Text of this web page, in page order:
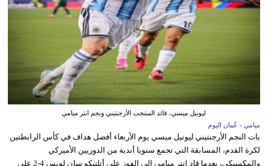
ليونيل ميسي، قائد المنتخب الأرجنتيني ونجم انتر ميامي
ميامي - عُمان اليوم
بات النجم الأرجنتيني ليونيل ميسي يوم الأربعاء أفضل هداف في كأس الرابطتين
لكرة القدم، المسابقة التي تجمع سنويا أندية من الدوريين الأميركي
والمكسيكي، بعدما قاد إنتر ميامي إلى الفوز على أتلتيكو سان لويس 4-2 على